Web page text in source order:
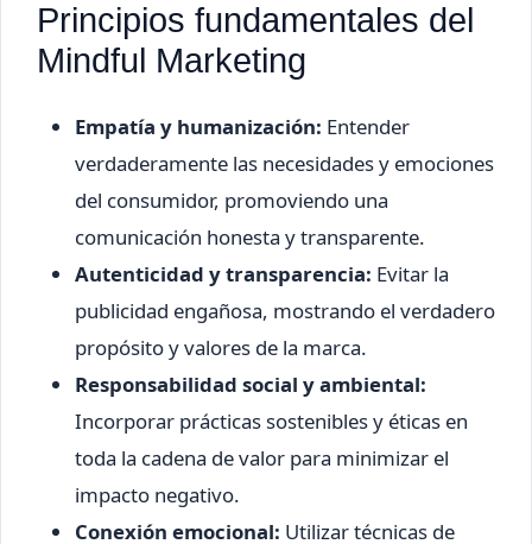
Principios fundamentales del
Mindful Marketing
Empatía y humanización: Entender
verdaderamente las necesidades y emociones
del consumidor, promoviendo una
comunicación honesta y transparente.
Autenticidad y transparencia: Evitar la
publicidad engañosa, mostrando el verdadero
propósito y valores de la marca.
Responsabilidad social y ambiental:
Incorporar prácticas sostenibles y éticas en
toda la cadena de valor para minimizar el
impacto negativo.
Conexión emocional: Utilizar técnicas de